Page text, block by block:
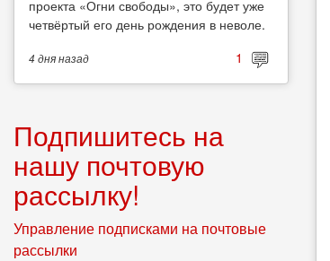
проекта «Огни свободы», это будет уже
четвёртый его день рождения в неволе.
4 дняназад 1
Подпишитесь на
нашу почтовую
рассылку!
Управление подписками на почтовые
рассылки